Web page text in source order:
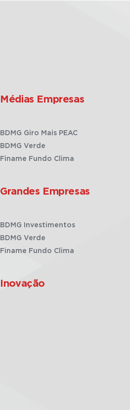
Médias Empresas
BDMG Giro Mais PEAC
BDMG Verde
Finame Fundo Clima
Grandes Empresas
BDMG Investimentos
BDMG Verde
Finame Fundo Clima
Inovação